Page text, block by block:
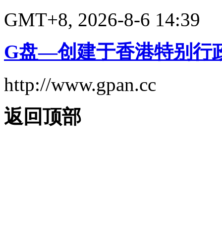
GMT+8, 2026-8-6 14:39
G盘—创建于香港特别行
http://www.gpan.cc
返回顶部